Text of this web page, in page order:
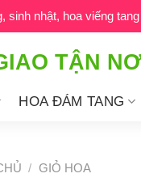
nhật, hoa viếng
TẬN
HOA ĐÁM TANG
/ GIỎ HOA